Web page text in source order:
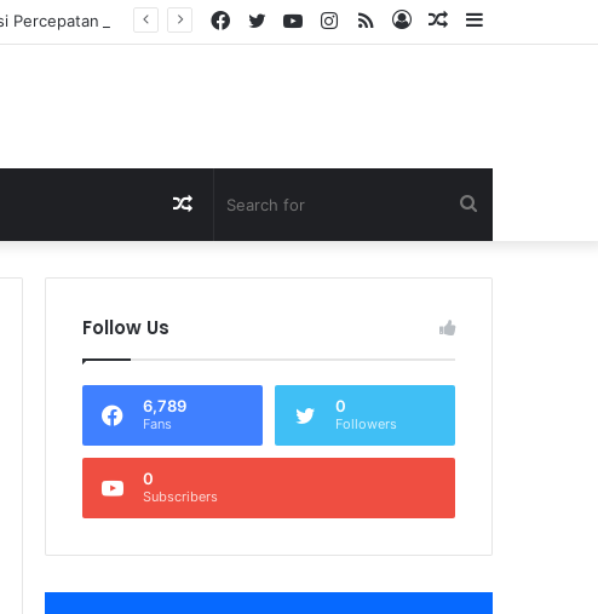
Random
Log
RSS
Instagram
YouTube
Twitter
Facebook
for
Random
Article
Follow Us
6,789
Fans
0
Followers
0
Subscribers